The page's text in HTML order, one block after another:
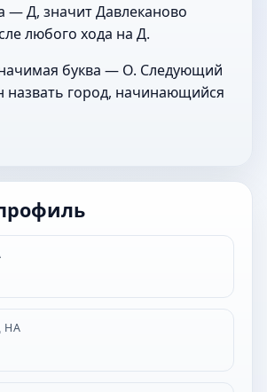
— Д, значит Давлеканово
любого хода на Д.
буква — О. Следующий
назвать город, начинающийся
НА